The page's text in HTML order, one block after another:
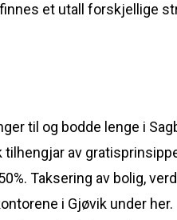
et utall forskjellige
til og bodde lenge i
av
Taksering av bolig,
i Gjøvik under